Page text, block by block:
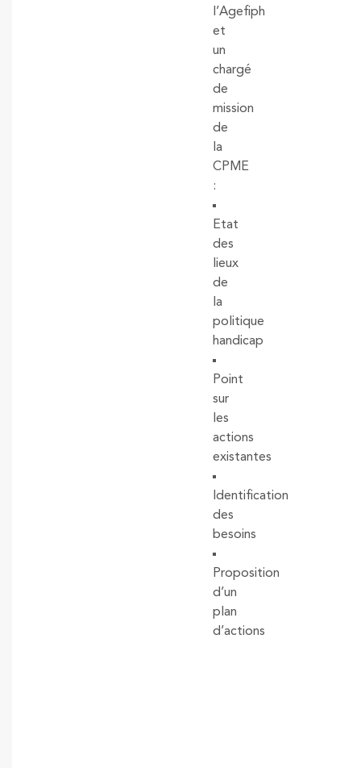
l’Agefiph
et
un
chargé
de
mission
de
la
CPME
:
Etat
des
lieux
de
la
politique
handicap
Point
sur
les
actions
existantes
Identification
des
besoins
Proposition
d’un
plan
d’actions